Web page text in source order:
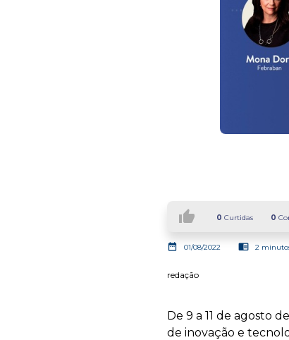
thumb_up 0 Curtidas 0
date_range 01/08/2022 chrome_reader_mode 2
redação
De 9 a 11 de agosto
de inovação e